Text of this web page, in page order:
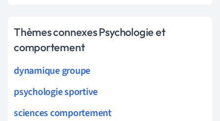
Thèmes connexes Psychologie et
comportement
dynamique groupe
psychologie sportive
sciences comportement